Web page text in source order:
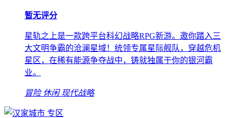
暂无评分
星轨之上是一款跨平台科幻战略RPG新游。邀你踏入三
大文明争霸的沧澜星域！统领专属星际舰队，穿越危机
星区，在稀有能源争夺战中，铸就独属于你的银河霸
业。
冒险 休闲 现代战略
专区